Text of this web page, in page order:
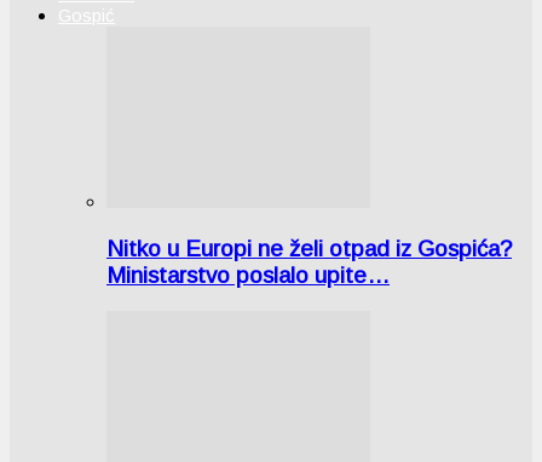
Gospić
Nitko u Europi ne želi otpad iz Gospića?
Ministarstvo poslalo upite…